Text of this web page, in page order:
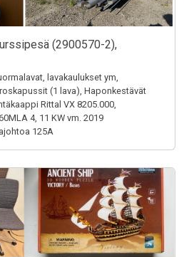
(2900570-2),
lavakaulukset ym,
(1 lava), Haponkestävät
Rittal VX 8205.000,
4, 11 KW vm. 2019
125A